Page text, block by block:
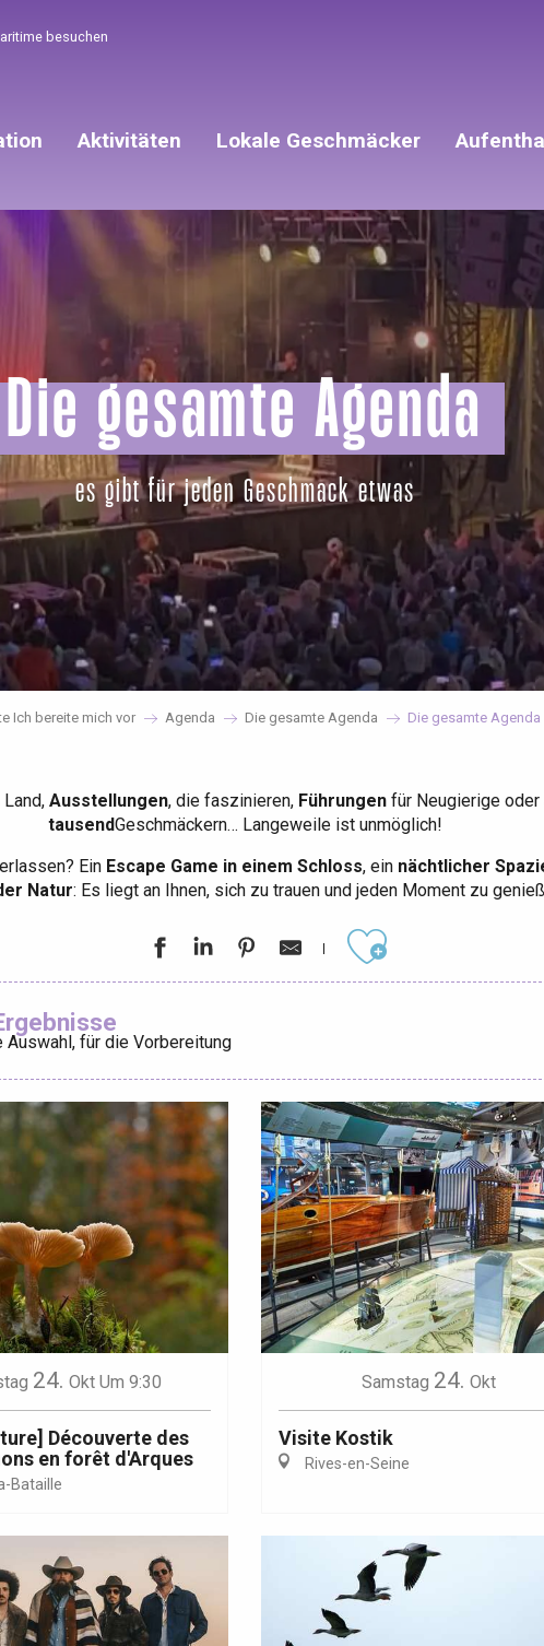
besuchen
Lille 2h30
Bresle
Aktivitäten Lokale Geschmäcker
Die gesamte Agenda
es gibt für jeden Geschmack etwas
Ich bereite mich vor Agenda Die gesamte Agenda Die gesamte Agenda
Ausstellungen, die faszinieren, Führungenfür Neugierige oder
tausendGeschmäckern… Langeweile ist unmöglich!
Ein Escape Game in einem Schloss, ein nächtlicher
Natur: Es liegt an Ihnen, sich zu trauen und jeden Moment zu
Ajouter aux
Auswahl, für die Vorbereitung
24. Okt Um 9:30
Découverte des
en forêt d'Arques
Bataille
Samstag 24. Okt
Visite Kostik
Rives-en-Seine